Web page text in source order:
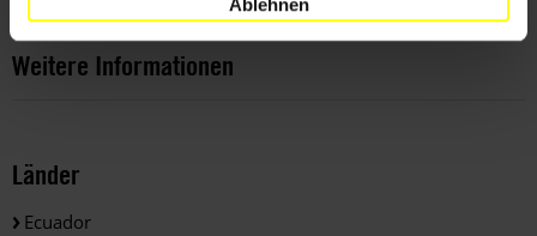
Weitere Informationen
Länder
Ecuador